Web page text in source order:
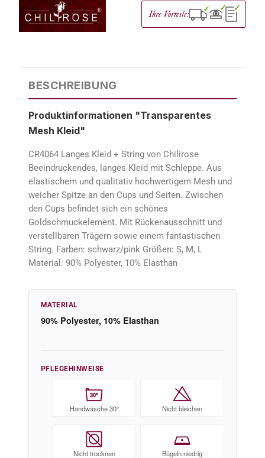
Ihre Vorteile: ✓ ✓ ✓
BESCHREIBUNG
Produktinformationen "Transparentes
Mesh Kleid"
CR4064 Langes Kleid + String von Chilirose
Beeindruckendes, langes Kleid mit Schleppe. Aus
elastischem und qualitativ hochwertigem Mesh und
weicher Spitze an den Cups und Seiten. Zwischen
den Cups befindet sich ein schönes
Goldschmuckelement. Mit Rückenausschnitt und
verstellbaren Trägern sowie einem fantastischen
String. Farben: schwarz/pink Größen: S, M, L
Material: 90% Polyester, 10% Elasthan
MATERIAL
90% Polyester, 10% Elasthan
PFLEGEHINWEISE
30°
Handwäsche 30° Nicht bleichen
Nicht trocknen Bügeln niedrig